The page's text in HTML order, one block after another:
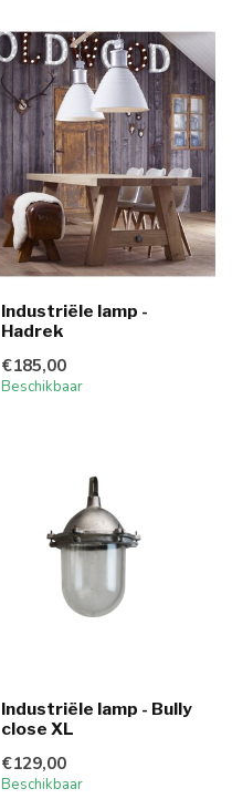
Industriële lamp -
Hadrek
€185,00
Beschikbaar
Industriële lamp - Bully
close XL
€129,00
Beschikbaar